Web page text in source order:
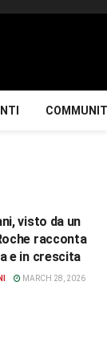
visto da un
racconta
e in crescita
MARCH 28, 2026